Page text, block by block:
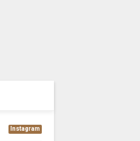
Instagram